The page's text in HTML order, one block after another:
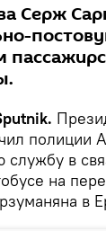
Серж
полиции
службу в
на
в